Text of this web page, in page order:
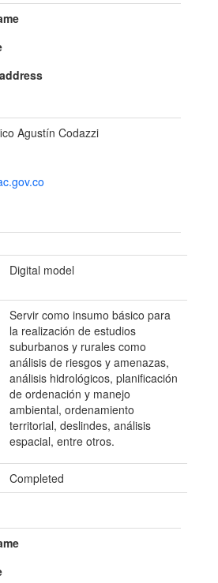
Agustín Codazzi
Digital model
Servir como insumo básico para
la realización de estudios
suburbanos y rurales como
análisis de riesgos y amenazas,
análisis hidrológicos, planificación
de ordenación y manejo
ambiental, ordenamiento
territorial, deslindes, análisis
espacial, entre otros.
Completed